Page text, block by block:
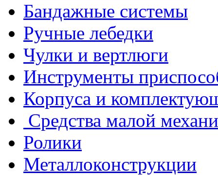
Бандажные системы
Ручные лебедки
Чулки и вертлюги
Инструменты
Корпуса и
Средства малой
Ролики
Металлоконструкции